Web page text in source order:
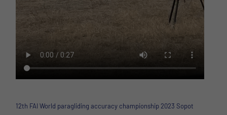
12th FAI World paragliding accuracy championship 2023 Sopot